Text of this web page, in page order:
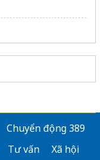
Chuyển động 389
Tư vấn
Xã hội